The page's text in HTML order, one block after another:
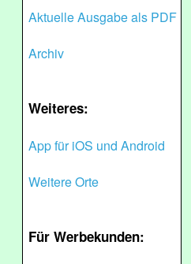
Aktuelle Ausgabe als PDF
Archiv
Weiteres:
App für iOS und Android
Weitere Orte
Für Werbekunden: